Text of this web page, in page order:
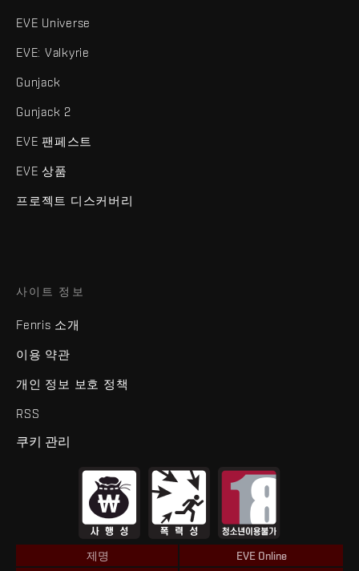
EVE Universe
EVE: Valkyrie
Gunjack
Gunjack 2
EVE 팬페스트
EVE 상품
프로젝트 디스커버리
사이트 정보
Fenris 소개
이용 약관
개인 정보 보호 정책
RSS
쿠키 관리
제명 EVE Online